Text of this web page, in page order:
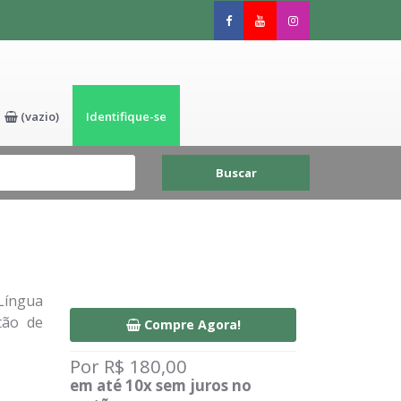
(vazio) Identifique-se
Buscar
de
Compre Agora!
Por R$ 180,00
em até 10x sem juros no